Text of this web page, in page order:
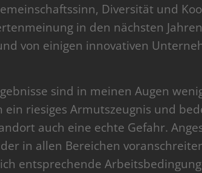
Diversität und
in den nächsten
von einigen innovativen
sind in meinen Augen
ein riesiges Armutszeugnis und
auch eine echte Gefahr.
in allen Bereichen
entsprechende